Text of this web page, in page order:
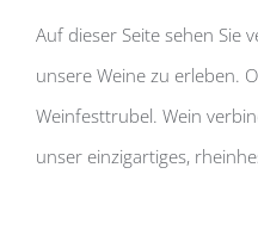
Auf dieser Seite sehen Sie
unsere Weine zu erleben.
Weinfesttrubel. Wein
unser einzigartiges,